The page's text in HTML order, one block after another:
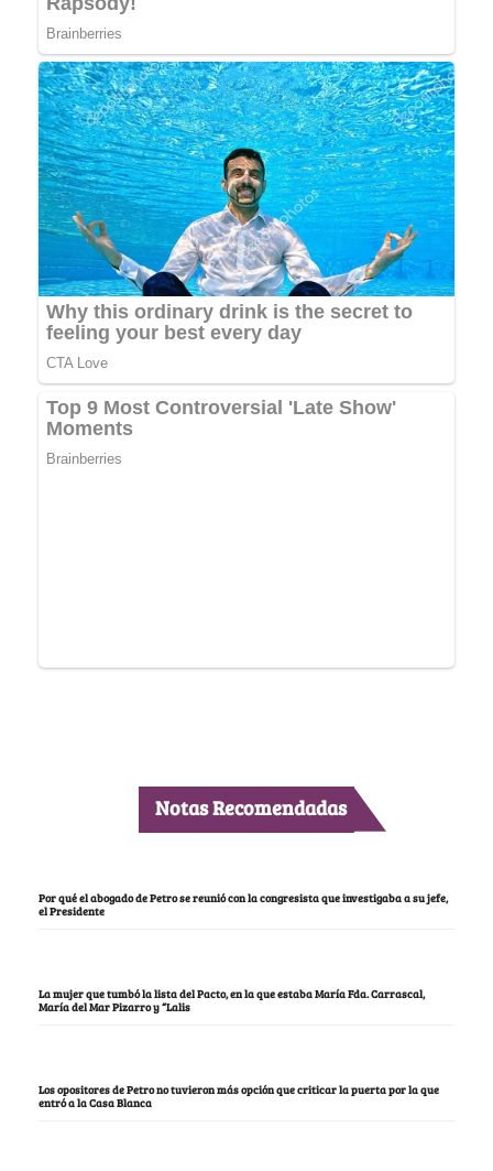
Notas Recomendadas
Por qué el abogado de Petro se reunió con la congresista que investigaba a su jefe,
el Presidente
La mujer que tumbó la lista del Pacto, en la que estaba María Fda. Carrascal,
María del Mar Pizarro y “Lalis
Los opositores de Petro no tuvieron más opción que criticar la puerta por la que
entró a la Casa Blanca